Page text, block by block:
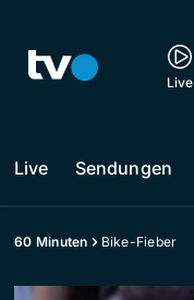
Live
Live Sendungen
60 Minuten Bike-Fieber